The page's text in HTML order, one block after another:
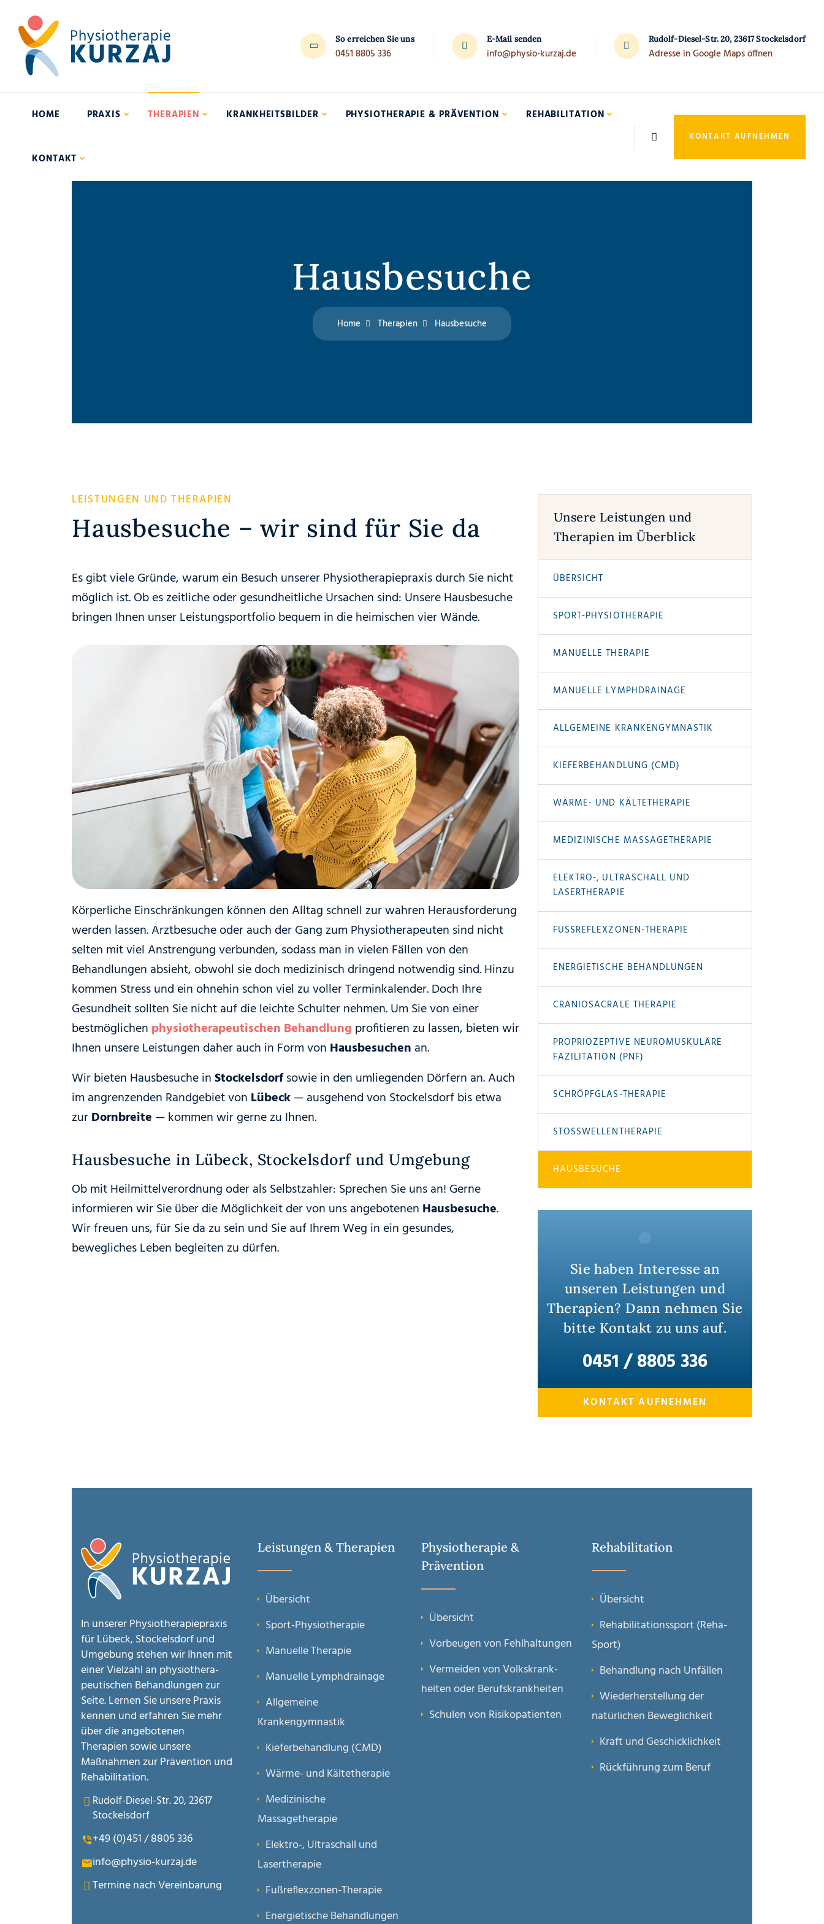
So erreichen Sie uns
0451 8805 336
E-Mail senden
info@physio-kurzaj.de
Rudolf-Diesel-Str. 20, 23617 Stockelsdorf
Adresse in Google Maps öffnen
HOME PRAXIS THERAPIEN KRANKHEITSBILDER PHYSIOTHERAPIE & PRÄVENTION REHABILITATION
KONTAKT
KONTAKT AUFNEHMEN
Hausbesuche
Home Therapien Hausbesuche
LEISTUNGEN UND THERAPIEN
Hausbesuche – wir sind für Sie da
Es gibt viele Gründe, warum ein Besuch unserer Physiotherapiepraxis durch Sie nicht
möglich ist. Ob es zeitliche oder gesundheitliche Ursachen sind: Unsere Hausbesuche
bringen Ihnen unser Leistungsportfolio bequem in die heimischen vier Wände.
Körperliche Einschränkungen können den Alltag schnell zur wahren Herausforderung
werden lassen. Arztbesuche oder auch der Gang zum Physiotherapeuten sind nicht
selten mit viel Anstrengung verbunden, sodass man in vielen Fällen von den
Behandlungen absieht, obwohl sie doch medizinisch dringend notwendig sind. Hinzu
kommen Stress und ein ohnehin schon viel zu voller Terminkalender. Doch Ihre
Gesundheit sollten Sie nicht auf die leichte Schulter nehmen. Um Sie von einer
bestmöglichen physiotherapeutischen Behandlung profitieren zu lassen, bieten wir
Ihnen unsere Leistungen daher auch in Form von Hausbesuchen an.
Wir bieten Hausbesuche inStockelsdorfsowie in den umliegenden Dörfern an. Auch
im angrenzenden Randgebiet von Lübeck— ausgehend von Stockelsdorf bis etwa
zurDornbreite — kommen wir gerne zu Ihnen.
Hausbesuche in Lübeck, Stockelsdorf und Umgebung
Ob mit Heilmittelverordnung oder als Selbstzahler: Sprechen Sie uns an! Gerne
informieren wir Sie über die Möglichkeit der von uns angebotenen Hausbesuche.
Wir freuen uns, für Sie da zu sein und Sie auf Ihrem Weg in ein gesundes,
bewegliches Leben begleiten zu dürfen.
Unsere Leistungen und
Therapien im Überblick
ÜBERSICHT
SPORT-PHYSIOTHERAPIE
MANUELLE THERAPIE
MANUELLE LYMPHDRAINAGE
ALLGEMEINE KRANKENGYMNASTIK
KIEFERBEHANDLUNG (CMD)
WÄRME- UND KÄLTETHERAPIE
MEDIZINISCHE MASSAGETHERAPIE
ELEKTRO-, ULTRASCHALL UND
LASERTHERAPIE
FUSSREFLEXZONEN-THERAPIE
ENERGIETISCHE BEHANDLUNGEN
CRANIOSACRALE THERAPIE
PROPRIOZEPTIVE NEURO­MUSKULÄRE
FAZILITATION (PNF)
SCHRÖPFGLAS-THERAPIE
STOSSWELLENTHERAPIE
HAUSBESUCHE
Sie haben Interesse an
unseren Leistungen und
Therapien? Dann nehmen Sie
bitte Kontakt zu uns auf.
0451 / 8805 336
KONTAKT AUFNEHMEN
In unserer Physiotherapiepraxis
für Lübeck, Stockelsdorf und
Umgebung stehen wir Ihnen mit
einer Vielzahl an physiothera­
peutischen Behandlungen zur
Seite. Lernen Sie unsere Praxis
kennen und erfahren Sie mehr
über die angebotenen
Therapien sowie unsere
Maßnahmen zur Prävention und
Rehabilitation.
Rudolf-Diesel-Str. 20, 23617
Stockelsdorf
+49 (0)451 / 8805 336
info@physio-kurzaj.de
Termine nach Vereinbarung
Leistungen & Therapien
Übersicht
Sport-Physiotherapie
Manuelle Therapie
Manuelle Lymphdrainage
Allgemeine
Krankengymnastik
Kieferbehandlung (CMD)
Wärme- und Kältetherapie
Medizinische
Massagetherapie
Elektro-, Ultraschall und
Lasertherapie
Fußreflexzonen-Therapie
Energietische Behandlungen
Physiotherapie &
Prävention
Übersicht
Vorbeugen von Fehlhaltungen
Vermeiden von Volkskrank­
heiten oder Berufs­krank­heiten
Schulen von Risikopatienten
Rehabilitation
Übersicht
Rehabilitations­sport (Reha-
Sport)
Behandlung nach Unfällen
Wiederher­stellung der
natürlichen Beweglichkeit
Kraft und Geschicklichkeit
Rückführung zum Beruf